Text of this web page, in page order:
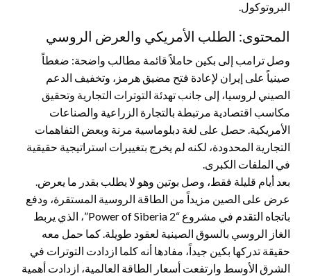
البروتوكول.
المحتوى: الطلب الأمريكي والعرض الروسي
وصل ترامب إلى بكين حاملاً قائمة مطالب واضحة: ضغطاً
صينياً على إيران لإعادة فتح مضيق هرمز، وتخفيف الدعم
الصيني لروسيا، إلى جانب تهدئة التوترات التجارية وتحقيق
مكاسب اقتصادية مرتبطة بالتجارة الزراعية والصناعات
الأمريكية. حصل على لغة دبلوماسية مرنة وبعض التفاهمات
التجارية المحدودة، لكنه لم يخرج بتغييرات استراتيجية حقيقية
في الملفات الكبرى.
بعد أيام قليلة فقط، وصل بوتين وهو لا يطلب بقدر ما يعرض.
عرض على الصين مزيداً من الطاقة الروسية المستقرة، ودفع
باتجاه التقدم في مشروع “Power of Siberia 2”، الذي يربط
الغاز الروسي بالسوق الصينية لعقود طويلة. كما حمل معه
حقيقة تدركها بكين جيداً، مفادها أنه كلما ازدادت التوترات في
الشرق الأوسط وارتفعت أسعار الطاقة العالمية، ازدادت أهمية